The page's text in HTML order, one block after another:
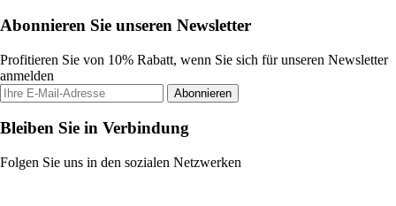
Abonnieren Sie unseren Newsletter
Profitieren Sie von 10% Rabatt, wenn Sie sich für unseren Newsletter
anmelden
Abonnieren
Bleiben Sie in Verbindung
Folgen Sie uns in den sozialen Netzwerken